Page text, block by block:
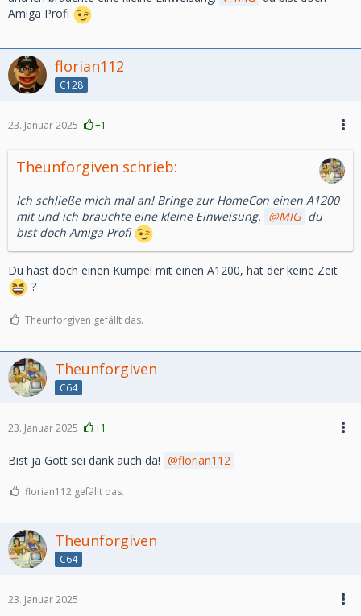
Amiga Profi
florian112
C128
23. Januar 2025 +1
Theunforgiven schrieb:
Ich schließe mich mal an! Bringe zur HomeCon einen A1200
mit und ich bräuchte eine kleine Einweisung.
MIG du
bist doch Amiga Profi
Du hast doch einen Kumpel mit einen A1200, hat der keine Zeit
?
Theunforgiven gefällt das.
Theunforgiven
C64
23. Januar 2025 +1
Bist ja Gott sei dank auch da! florian112
florian112 gefällt das.
Theunforgiven
C64
23. Januar 2025